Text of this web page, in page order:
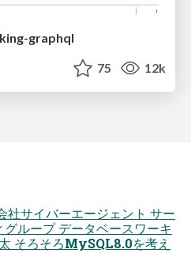
graphql
75 12k
サイバーエージェント サー
ループ データベースワーキ
そろそろMySQL8.0を考え